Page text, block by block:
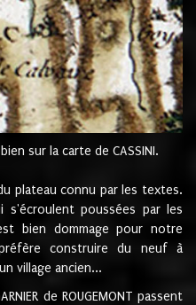
sur la carte de CASSINI.
plateau connu par les textes.
poussées par les
bien dommage pour notre
construire du neuf à
village ancien...
de ROUGEMONT passent